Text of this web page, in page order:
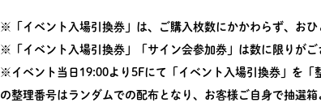
※「イベント入場引換券」は、ご購入枚数にかかわらず、おひ
※「イベント入場引換券」「サイン会参加券」は数に限りが
※イベント当日19:00より5Fにて「イベント入場引換券」を「
の整理番号はランダムでの配布となり、お客様ご自身で抽選箱